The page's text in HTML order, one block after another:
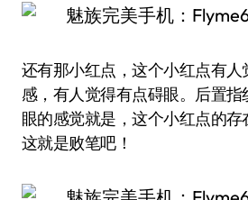
还有那小红点，这个小红点有
感，有人觉得有点碍眼。后置
眼的感觉就是，这个小红点的
这就是败笔吧！